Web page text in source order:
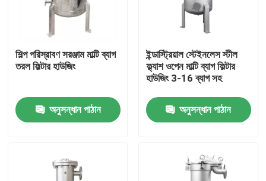
ভিডিও
কারখানা ভ্রমণ
মান নিয়ন্ত্রণ
শিল্প পরিস্রাবণ সরঞ্জাম মাল্টি ব্যাগ
তরল ফিল্টার হাউজিং
অনুসন্ধান পাঠান
ইন্ডাস্ট্রিয়াল স্টেইনলেস স্টীল
ফ্ল্যাশ ওপেন মাল্টি ব্যাগ ফিল্টার
হাউজিং 3-16 ব্যাগ সহ
অনুসন্ধান পাঠান